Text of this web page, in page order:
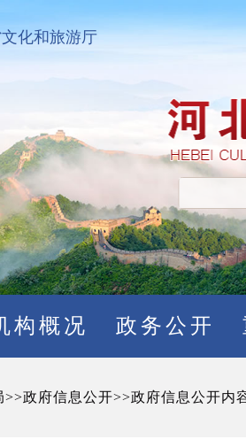
化和旅游厅
构概况 政务公开
>>政府信息公开>>政府信息公开内